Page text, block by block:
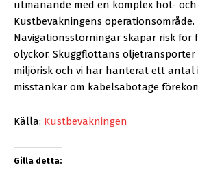
utmanande med en komplex hot-
Kustbevakningens operationsområde.
Navigationsstörningar skapar risk för
olyckor. Skuggflottans
miljörisk och vi har hanterat ett antal
misstankar om kabelsabotage
Källa: Kustbevakningen
Gilla detta: